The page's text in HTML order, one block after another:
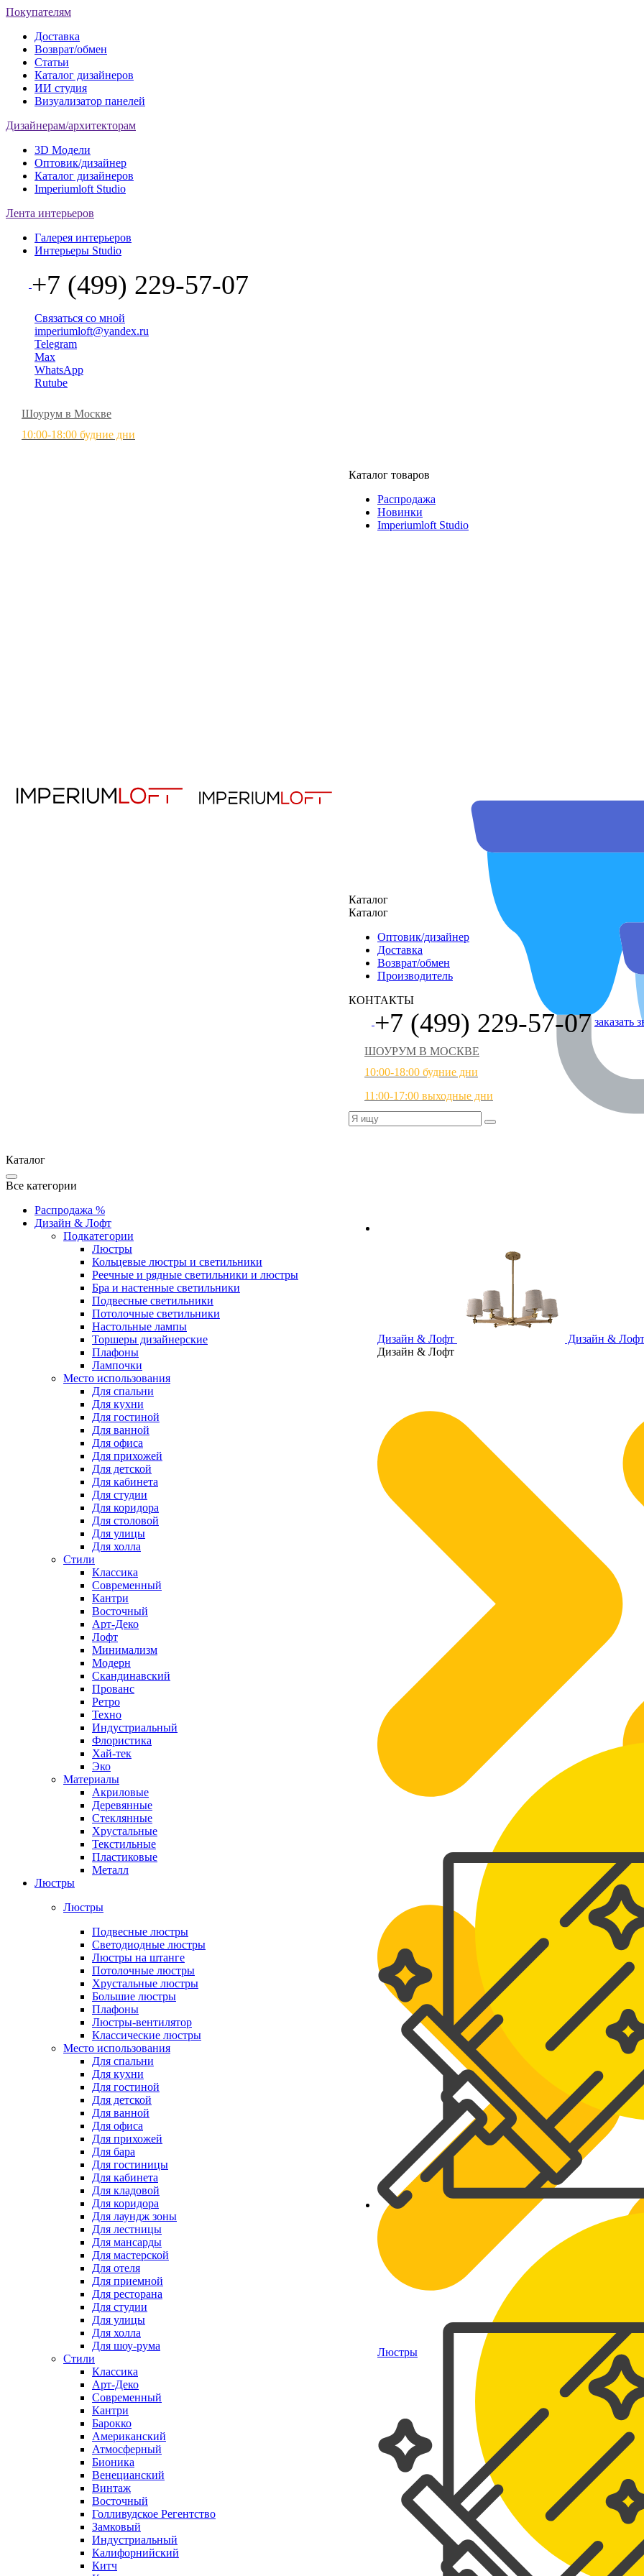
Покупателям
Доставка
Возврат/обмен
Статьи
Каталог дизайнеров
ИИ студия
Визуализатор панелей
Дизайнерам/архитекторам
3D Модели
Оптовик/дизайнер
Каталог дизайнеров
Imperiumloft Studio
Лента интерьеров
Галерея интерьеров
Интерьеры Studio
+7 (499) 229-57-07
Связаться со мной
imperiumloft@yandex.ru
Telegram
Max
WhatsApp
Rutube
Шоурум в Москве
10:00-18:00 будние дни
Каталог товаров
Распродажа
Новинки
Imperiumloft Studio
Дизайн & Лофт
Дизайн & Лофт
Дизайн & Лофт
Люстры
Каталог
Каталог
Оптовик/дизайнер
Доставка
Возврат/обмен
Производитель
КОНТАКТЫ
+7 (499) 229-57-07 заказать
ШОУРУМ В МОСКВЕ
10:00-18:00 будние дни
11:00-17:00 выходные дни
Каталог
Все категории
Распродажа %
Дизайн & Лофт
Подкатегории
Люстры
Кольцевые люстры и светильники
Реечные и рядные светильники и люстры
Бра и настенные светильники
Подвесные светильники
Потолочные светильники
Настольные лампы
Торшеры дизайнерские
Плафоны
Лампочки
Место использования
Для спальни
Для кухни
Для гостиной
Для ванной
Для офиса
Для прихожей
Для детской
Для кабинета
Для студии
Для коридора
Для столовой
Для улицы
Для холла
Стили
Классика
Современный
Кантри
Восточный
Арт-Деко
Лофт
Минимализм
Модерн
Скандинавский
Прованс
Ретро
Техно
Индустриальный
Флористика
Хай-тек
Эко
Материалы
Акриловые
Деревянные
Стеклянные
Хрустальные
Текстильные
Пластиковые
Металл
Люстры
Люстры
Подвесные люстры
Светодиодные люстры
Люстры на штанге
Потолочные люстры
Хрустальные люстры
Большие люстры
Плафоны
Люстры-вентилятор
Классические люстры
Место использования
Для спальни
Для кухни
Для гостиной
Для детской
Для ванной
Для офиса
Для прихожей
Для бара
Для гостиницы
Для кабинета
Для кладовой
Для коридора
Для лаундж зоны
Для лестницы
Для мансарды
Для мастерской
Для отеля
Для приемной
Для ресторана
Для студии
Для улицы
Для холла
Для шоу-рума
Стили
Классика
Арт-Деко
Современный
Кантри
Барокко
Американский
Атмосферный
Бионика
Венецианский
Винтаж
Восточный
Голливудское Регентство
Замковый
Индустриальный
Калифорнийский
Китч